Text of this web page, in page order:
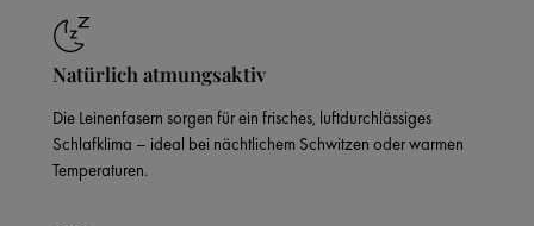
Natürlich atmungsaktiv
Die Leinenfasern sorgen für ein frisches, luftdurchlässiges
Schlafklima – ideal bei nächtlichem Schwitzen oder warmen
Temperaturen.